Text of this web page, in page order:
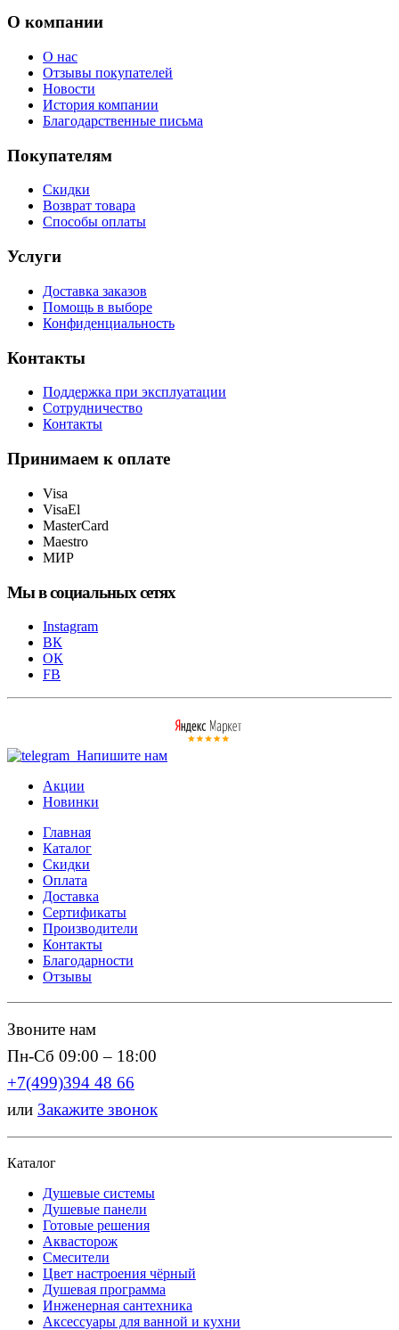
О компании
О нас
Отзывы покупателей
Новости
История компании
Благодарственные письма
Покупателям
Скидки
Возврат товара
Способы оплаты
Услуги
Доставка заказов
Помощь в выборе
Конфиденциальность
Контакты
Поддержка при эксплуатации
Сотрудничество
Контакты
Принимаем к оплате
Visa
VisaEl
MasterCard
Maestro
МИР
Мы в социальных сетях
Instagram
ВК
ОК
FB
Напишите нам
Акции
Новинки
Главная
Каталог
Скидки
Оплата
Доставка
Сертификаты
Производители
Контакты
Благодарности
Отзывы
Звоните нам
Пн-Сб 09:00 – 18:00
+7(499)394 48 66
или Закажите звонок
Каталог
Душевые системы
Душевые панели
Готовые решения
Аквасторож
Смесители
Цвет настроения чёрный
Душевая программа
Инженерная сантехника
Аксессуары для ванной и кухни